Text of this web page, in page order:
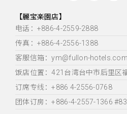
【麗宝楽園店】
电话：+886-4-2559-2888
传真：+886-4-2556-1388
客服信箱：ym@fullon-
饭店位置：421台湾台中市后里区
订席专线：+886 4-2556-0768
团体订房：+886-4-2557-1366